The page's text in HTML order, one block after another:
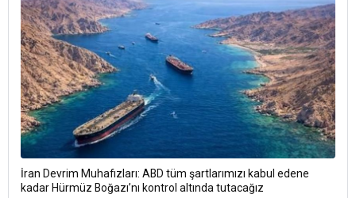
İran Devrim Muhafızları: ABD tüm şartlarımızı kabul edene
kadar Hürmüz Boğazı’nı kontrol altında tutacağız